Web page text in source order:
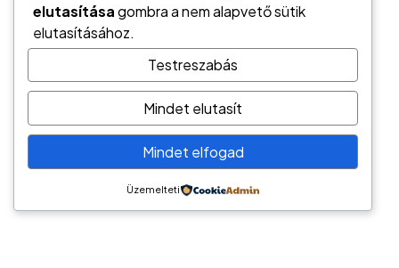
Németh László
Hírös Pénzügyi Tanácsadó
6000 Kecskemét, Tatár sor 6.
tel.: (+36) 70/944-2247
e-mail: hptkft@gmail.com
elutasításagombra a nem alapvető sütik
elutasításához.
Testreszabás
Mindet elutasít
Mindet elfogad
Üzemelteti